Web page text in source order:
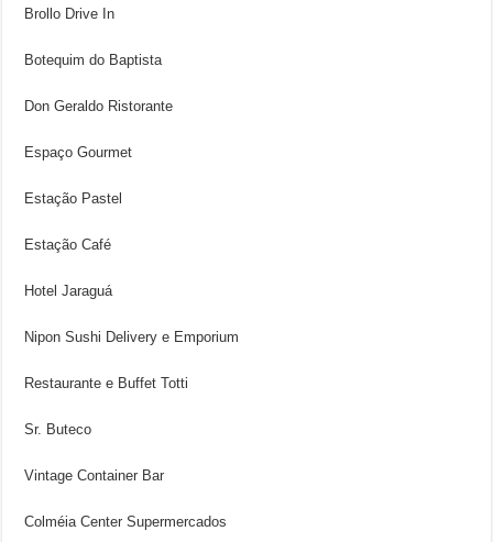
Brollo Drive In
Botequim do Baptista
Don Geraldo Ristorante
Espaço Gourmet
Estação Pastel
Estação Café
Hotel Jaraguá
Nipon Sushi Delivery e Emporium
Restaurante e Buffet Totti
Sr. Buteco
Vintage Container Bar
Colméia Center Supermercados